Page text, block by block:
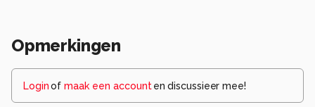
Opmerkingen
Loginof maak een account en discussieer mee!